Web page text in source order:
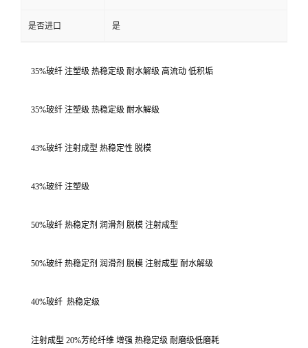
是否进口 是
35%玻纤 注塑级 热稳定级 耐水解级 高流动 低积垢
35%玻纤 注塑级 热稳定级 耐水解级
43%玻纤 注射成型 热稳定性 脱模
43%玻纤 注塑级
50%玻纤 热稳定剂 润滑剂 脱模 注射成型
50%玻纤 热稳定剂 润滑剂 脱模 注射成型 耐水解级
40%玻纤 热稳定级
注射成型 20%芳纶纤维 增强 热稳定级 耐磨级低磨耗